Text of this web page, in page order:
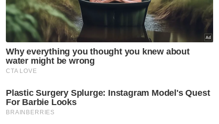
Menteri Pertahanan
Nasional
Tindakan sita kontena muatan
ke Israel bukti ketegasan
Malaysia - Anwar
Nasional
arah negara AI